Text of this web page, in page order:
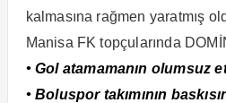
kalmasına rağmen yaratmış
Manisa FK topçularında
• Gol atamamanın olumsuz
• Boluspor takımının